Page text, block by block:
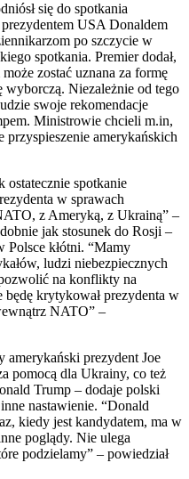
się do spotkania
USA Donaldem
po szczycie w
spotkania. Premier dodał,
zostać uznana za formę
wyborczą. Niezależnie od tego
swoje rekomendacje
Ministrowie chcieli m.in,
przyspieszenie amerykańskich
ostatecznie spotkanie
w sprawach
z Ameryką, z Ukrainą” –
jak stosunek do Rosji –
Polsce kłótni. “Mamy
ludzi niebezpiecznych
na konflikty na
krytykował prezydenta w
NATO” –
amerykański prezydent Joe
pomocą dla Ukrainy, co też
Trump – dodaje polski
nastawienie. “Donald
kiedy jest kandydatem, ma w
poglądy. Nie ulega
podzielamy” – powiedział